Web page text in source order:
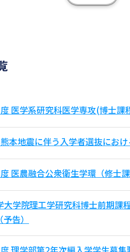
医学系研究科医学専攻(博士課
本地震に伴う入学者選抜にお
医農融合公衆衛生学環（修士
大学院理工学研究科博士前期課
告）